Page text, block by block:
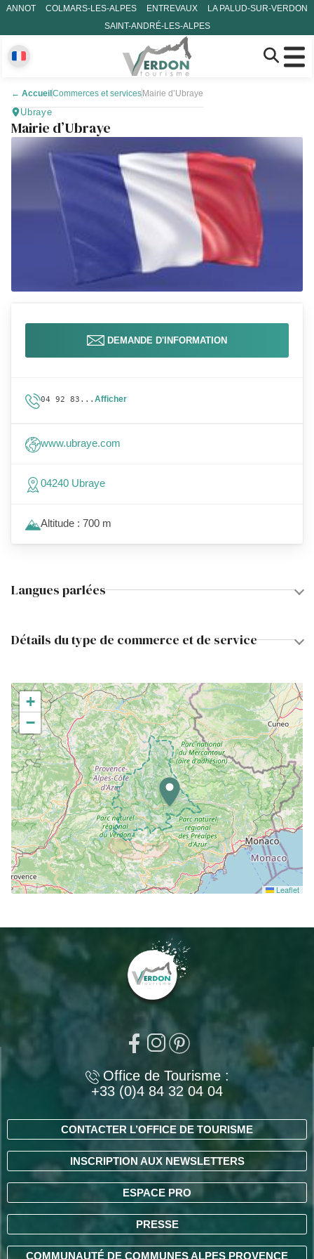
ANNOT COLMARS-LES-ALPES ENTREVAUX
LA PALUD-SUR-VERDON
SAINT-ANDRÉ-LES-ALPES
← Accueil Commerces et services Mairie d’Ubraye
Ubraye
Mairie d’Ubraye
Langues parlées
Détails du type de commerce et de service
+
−
Leaflet
DEMANDE D'INFORMATION
04 92 83... Afficher
www.ubraye.com
04240 Ubraye
Altitude : 700 m
Office de Tourisme :
+33 (0)4 84 32 04 04
CONTACTER L’OFFICE DE TOURISME
INSCRIPTION AUX NEWSLETTERS
ESPACE PRO
PRESSE
COMMUNAUTÉ DE COMMUNES ALPES PROVENCE